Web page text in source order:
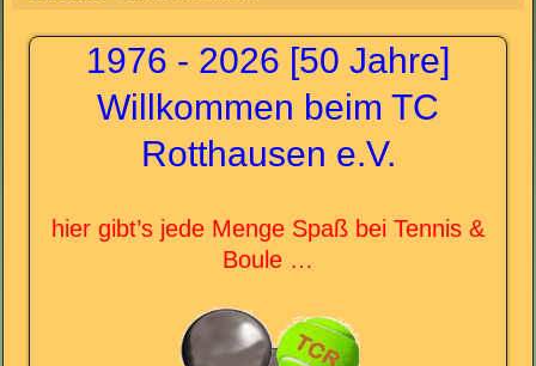
1976 - 2026 [50 Jahre]
Willkommen beim TC
Rotthausen e.V.
hier gibt’s jede Menge Spaß bei Tennis &
Boule …